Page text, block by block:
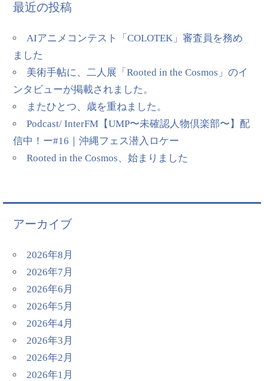
最近の投稿
AIアニメコンテスト「COLOTEK」審査員を務め
ました
美術手帖に、二人展「Rooted in the Cosmos」のイ
ンタビューが掲載されました。
またひとつ、歳を重ねました。
Podcast/ InterFM【UMP〜未確認人物倶楽部〜】配
信中！ー#16｜沖縄フェス潜入ロケー
Rooted in the Cosmos、始まりました
アーカイブ
2026年8月
2026年7月
2026年6月
2026年5月
2026年4月
2026年3月
2026年2月
2026年1月